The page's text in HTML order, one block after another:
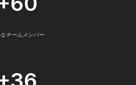
チームメンバー